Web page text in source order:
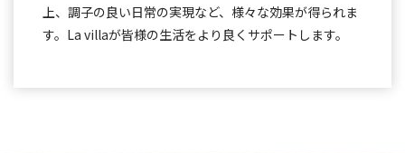
上、調子の良い日常の実現など、様々な効果が得られま
す。La villaが皆様の生活をより良くサポートします。